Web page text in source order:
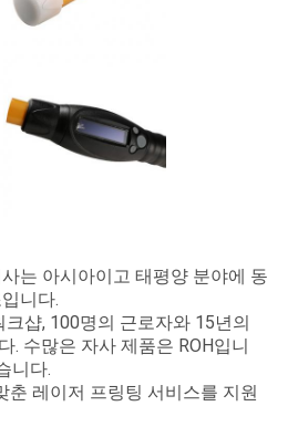
는 아시아이고 태평양 분야에 동
니다.
샵, 100명의 근로자와 15년의
. 수많은 자사 제품은 ROH입니
니다.
춘 레이저 프링팅 서비스를 지원